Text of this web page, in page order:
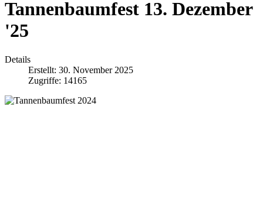
Tannenbaumfest 13. Dezember
'25
Details
Erstellt: 30. November 2025
Zugriffe: 14165